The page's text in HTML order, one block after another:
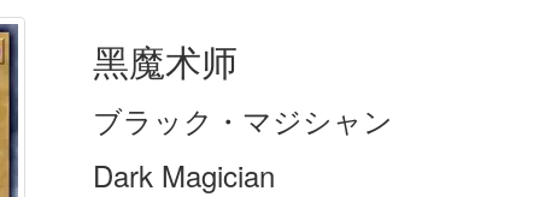
黑魔术师
ブラック・マジシャン
Dark Magician